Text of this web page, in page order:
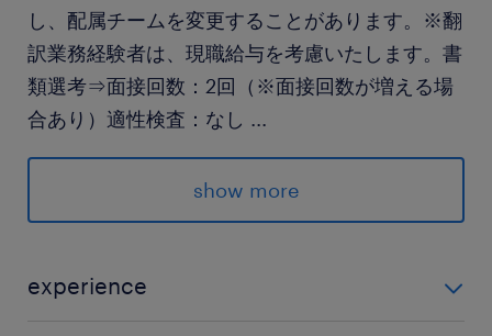
し、配属チームを変更することがあります。※翻
訳業務経験者は、現職給与を考慮いたします。書
類選考⇒面接回数：2回（※面接回数が増える場
合あり）適性検査：なし ...
【必要条件・スキル】
・MS Officeスキル(Excel・Word・PPT)
show more
experience